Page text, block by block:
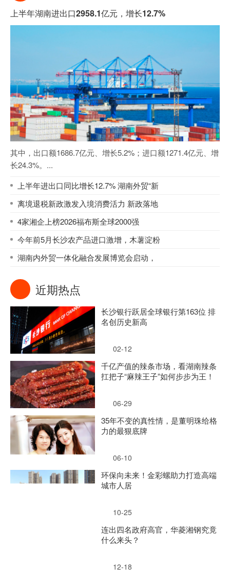
上半年湖南进出口2958.1亿元，增长12.7%
其中，出口额1686.7亿元、增长5.2%；进口额1271.4亿元、增
长24.3%。...
上半年进出口同比增长12.7% 湖南外贸“新
离境退税新政激发入境消费活力 新政落地
4家湘企上榜2026福布斯全球2000强
今年前5月长沙农产品进口激增，木薯淀粉
湖南内外贸一体化融合发展博览会启动，
近期热点
长沙银行跃居全球银行第163位 排
名创历史新高
02-12
千亿产值的辣条市场，看湖南辣条
扛把子“麻辣王子”如何步步为王！
06-29
35年不变的真性情，是董明珠给格
力的最狠底牌
06-10
环保向未来！金彩螺助力打造高端
城市人居
10-25
连出四名政府高官，华菱湘钢究竟
什么来头？
12-18